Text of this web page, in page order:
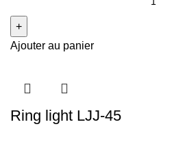
Ajouter au panier
Ring light LJJ-45